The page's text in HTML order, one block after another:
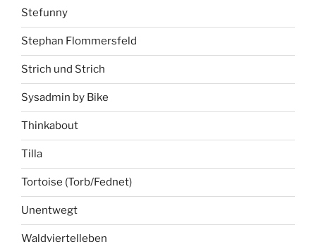
Stefunny
Stephan Flommersfeld
Strich und Strich
Sysadmin by Bike
Thinkabout
Tilla
Tortoise (Torb/Fednet)
Unentwegt
Waldviertelleben